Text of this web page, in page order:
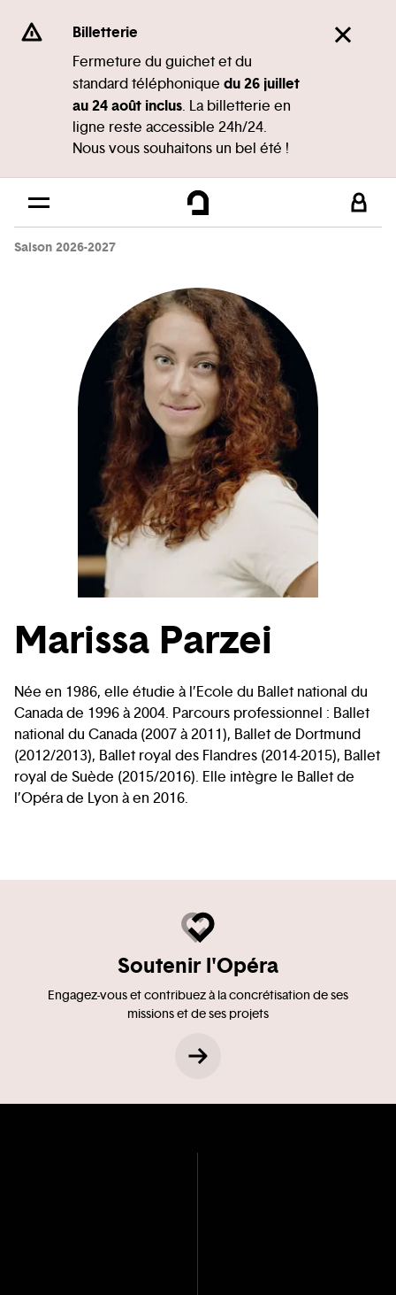
Se rendre au
Contenu principal
Pied de page
Billetterie
Fermeture du guichet et du
standard téléphonique du 26 juillet
au 24 août inclus. La billetterie en
ligne reste accessible 24h/24.
Nous vous souhaitons un bel été !
Saison 2026-2027
Marissa Parzei
Née en 1986, elle étudie à l’Ecole du Ballet national du
Canada de 1996 à 2004. Parcours professionnel : Ballet
national du Canada (2007 à 2011), Ballet de Dortmund
(2012/2013), Ballet royal des Flandres (2014-2015), Ballet
royal de Suède (2015/2016). Elle intègre le Ballet de
l’Opéra de Lyon à en 2016.
Soutenir l'Opéra
Engagez-vous et contribuez à la concrétisation de ses
missions et de ses projets